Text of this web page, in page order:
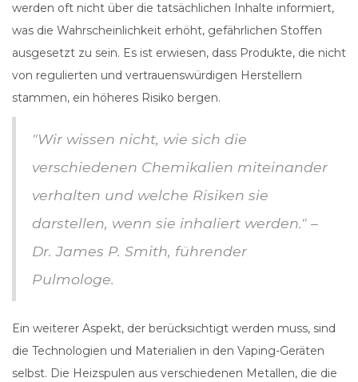
werden oft nicht über die tatsächlichen Inhalte informiert,
was die Wahrscheinlichkeit erhöht, gefährlichen Stoffen
ausgesetzt zu sein. Es ist erwiesen, dass Produkte, die nicht
von regulierten und vertrauenswürdigen Herstellern
stammen, ein höheres Risiko bergen.
"Wir wissen nicht, wie sich die
verschiedenen Chemikalien miteinander
verhalten und welche Risiken sie
darstellen, wenn sie inhaliert werden." –
Dr. James P. Smith, führender
Pulmologe.
Ein weiterer Aspekt, der berücksichtigt werden muss, sind
die Technologien und Materialien in den Vaping-Geräten
selbst. Die Heizspulen aus verschiedenen Metallen, die die